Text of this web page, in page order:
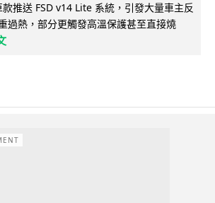
推送 FSD v14 Lite 系統，引發大量車主反
過熱，部分更觸發高溫保護甚至直接燒